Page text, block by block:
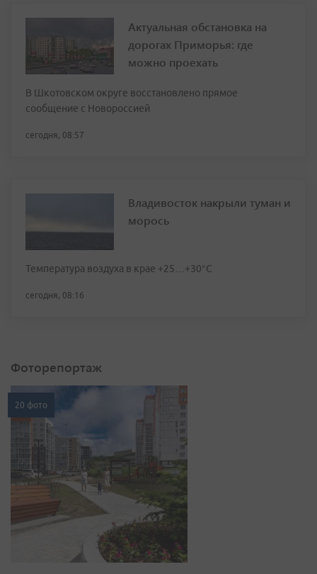
Актуальная обстановка на
дорогах Приморья: где
можно проехать
В Шкотовском округе восстановлено прямое
сообщение с Новороссией
сегодня, 08:57
Владивосток накрыли туман и
морось
Температура воздуха в крае +25…+30°C
сегодня, 08:16
Фоторепортаж
20 фото